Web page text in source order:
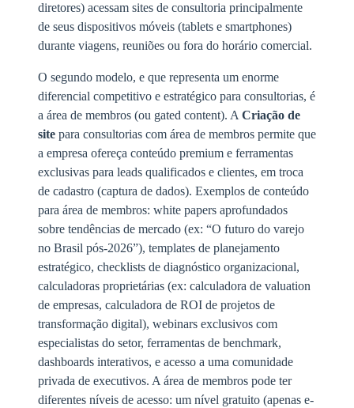
diretores) acessam sites de consultoria principalmente
de seus dispositivos móveis (tablets e smartphones)
durante viagens, reuniões ou fora do horário comercial.
O segundo modelo, e que representa um enorme
diferencial competitivo e estratégico para consultorias, é
a área de membros (ou gated content). A Criação de
site para consultorias com área de membros permite que
a empresa ofereça conteúdo premium e ferramentas
exclusivas para leads qualificados e clientes, em troca
de cadastro (captura de dados). Exemplos de conteúdo
para área de membros: white papers aprofundados
sobre tendências de mercado (ex: “O futuro do varejo
no Brasil pós-2026”), templates de planejamento
estratégico, checklists de diagnóstico organizacional,
calculadoras proprietárias (ex: calculadora de valuation
de empresas, calculadora de ROI de projetos de
transformação digital), webinars exclusivos com
especialistas do setor, ferramentas de benchmark,
dashboards interativos, e acesso a uma comunidade
privada de executivos. A área de membros pode ter
diferentes níveis de acesso: um nível gratuito (apenas e-